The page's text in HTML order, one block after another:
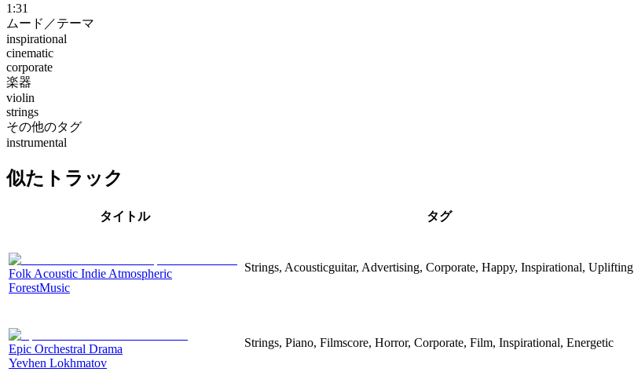
1:31
ムード／テーマ
inspirational
cinematic
corporate
楽器
violin
strings
その他のタグ
instrumental
似たトラック
タイトル タグ
Folk Acoustic Indie Atmospheric
ForestMusic
Strings, Acousticguitar, Advertising, Corporate, Happy, Inspirational, Uplifting
Epic Orchestral Drama
Yevhen Lokhmatov
Strings, Piano, Filmscore, Horror, Corporate, Film, Inspirational, Energetic